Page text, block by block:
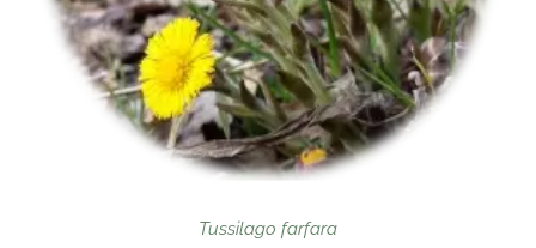
Tussilago farfara